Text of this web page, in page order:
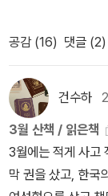
야근이다 밤샘이
많다. 어쨌든 걱정
는 생각을 갖고 있
구분들 모두 5월도
직접 대면은 불가
을 수밖에 없다고
반대로 했다.
34]아침에 일어나
보내고 전화를 걸어
교했고, 미아는 제
그런데 제이슨은
저했다. 아빠 사업
공감 (16) 댓글 (2)
건수하
3월 산책 / 읽은책
3월에는 적게 사고 적게 읽었다. 여성주
막 권을 샀고, 한국